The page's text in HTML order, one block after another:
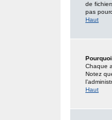
de
pas
Haut
Chaque
Notez
Haut